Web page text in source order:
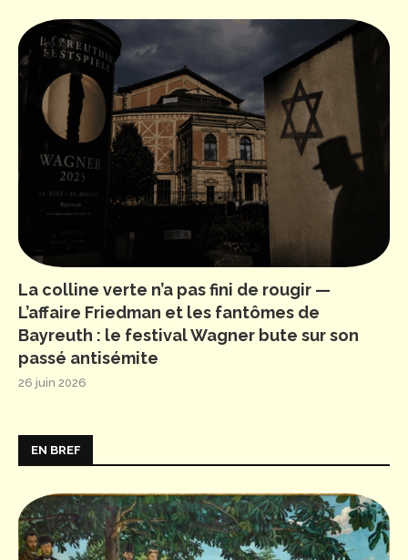
La colline verte n’a pas fini de rougir —
L’affaire Friedman et les fantômes de
Bayreuth : le festival Wagner bute sur son
passé antisémite
26 juin 2026
EN BREF